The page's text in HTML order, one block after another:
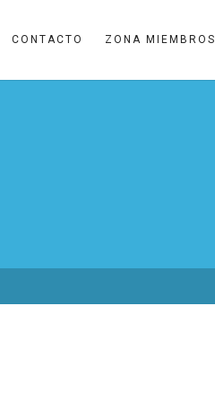
CONTACTO ZONA MIEMBROS